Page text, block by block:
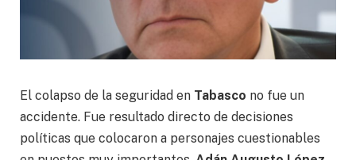
El colapso de la seguridad en Tabasco no fue un
accidente. Fue resultado directo de decisiones
políticas que colocaron a personajes cuestionables